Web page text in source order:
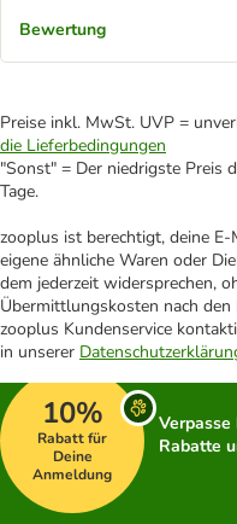
Bewertung
Preise inkl. MwSt. UVP =
die Lieferbedingungen
"Sonst" = Der niedrigste Preis
Tage.
zooplus ist berechtigt, deine
eigene ähnliche Waren oder
dem jederzeit widersprechen,
Übermittlungskosten nach
zooplus Kundenservice
in unserer
10%
Rabatt für
Deine
Anmeldung
Rabatte